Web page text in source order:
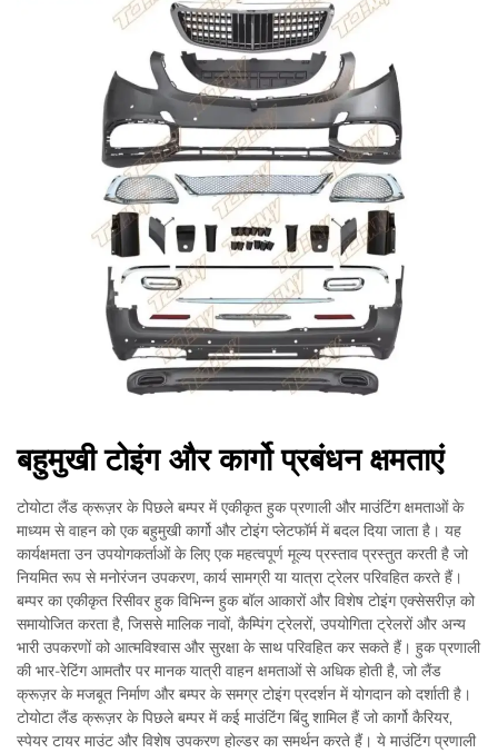
बहुमुखी टोइंग और कार्गो प्रबंधन क्षमताएं
टोयोटा लैंड क्रूज़र के पिछले बम्पर में एकीकृत हुक प्रणाली और माउंटिंग क्षमताओं के
माध्यम से वाहन को एक बहुमुखी कार्गो और टोइंग प्लेटफॉर्म में बदल दिया जाता है। यह
कार्यक्षमता उन उपयोगकर्ताओं के लिए एक महत्वपूर्ण मूल्य प्रस्ताव प्रस्तुत करती है जो
नियमित रूप से मनोरंजन उपकरण, कार्य सामग्री या यात्रा ट्रेलर परिवहित करते हैं।
बम्पर का एकीकृत रिसीवर हुक विभिन्न हुक बॉल आकारों और विशेष टोइंग एक्सेसरीज़ को
समायोजित करता है, जिससे मालिक नावों, कैम्पिंग ट्रेलरों, उपयोगिता ट्रेलरों और अन्य
भारी उपकरणों को आत्मविश्वास और सुरक्षा के साथ परिवहित कर सकते हैं। हुक प्रणाली
की भार-रेटिंग आमतौर पर मानक यात्री वाहन क्षमताओं से अधिक होती है, जो लैंड
क्रूज़र के मजबूत निर्माण और बम्पर के समग्र टोइंग प्रदर्शन में योगदान को दर्शाती है।
टोयोटा लैंड क्रूज़र के पिछले बम्पर में कई माउंटिंग बिंदु शामिल हैं जो कार्गो कैरियर,
स्पेयर टायर माउंट और विशेष उपकरण होल्डर का समर्थन करते हैं। ये माउंटिंग प्रणाली